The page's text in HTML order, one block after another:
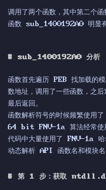
调用了两个函数，其中第二
函数 sub_1400192A0 明显
# sub_1400192A0 分析
函数首先遍历 PEB 找加载的
数地址，调用了一些函数，之
最后返回。
函数解析符号的时候频繁使用
64 bit FNV-1a 算法经常使用
代码中大量使用了 FNV-1a 哈
动态解析 API 函数名和模块名
# 第 1 步：获取